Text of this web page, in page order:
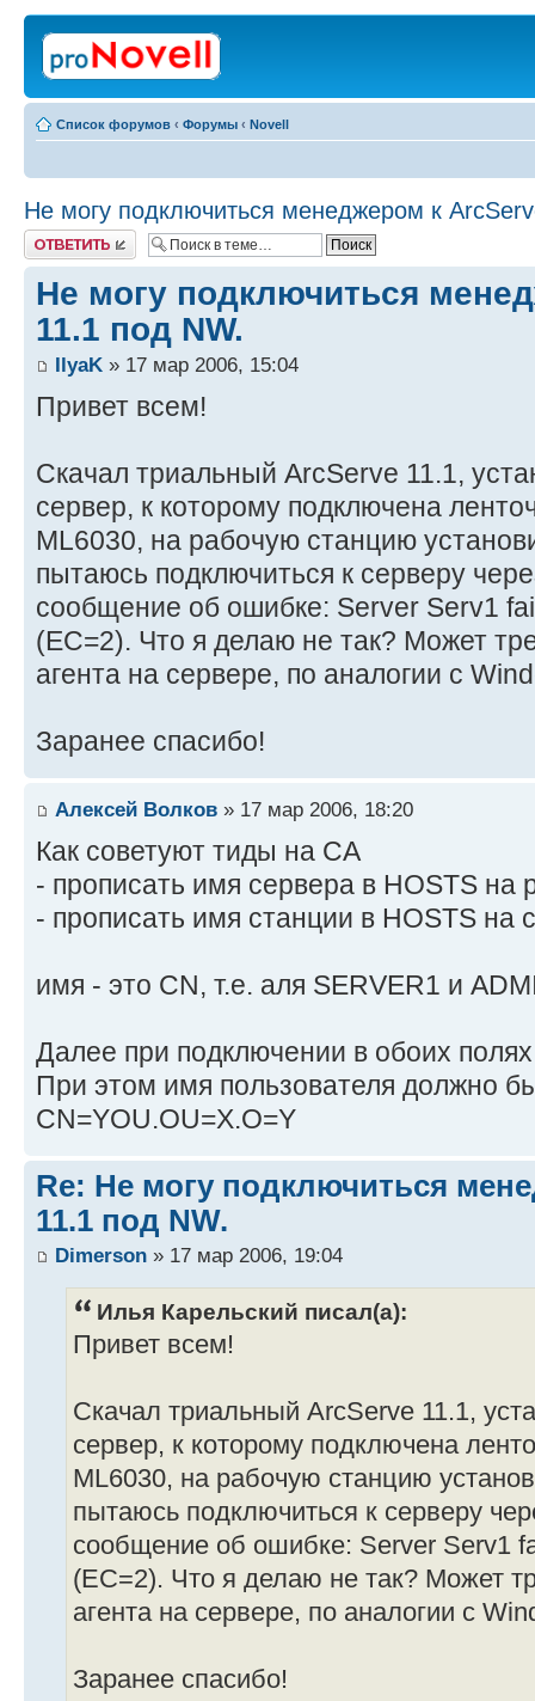
Список форумов ‹ Форумы ‹ Novell
Не могу подключиться менеджером к
Ответить
Не могу подключиться
11.1 под NW.
IlyaK » 17 мар 2006, 15:04
Привет всем!
Скачал триальный ArcServe 11.1,
сервер, к которому подключена
ML6030, на рабочую станцию
пытаюсь подключиться к серверу
сообщение об ошибке: Server Serv1
(EC=2). Что я делаю не так? Может
агента на сервере, по аналогии с
Заранее спасибо!
Алексей Волков » 17 мар 2006, 18:20
Как советуют тиды на CA
- прописать имя сервера в HOSTS на
- прописать имя станции в HOSTS на
имя - это СN, т.е. аля SERVER1 и
Далее при подключении в обоих
При этом имя пользователя должно
CN=YOU.OU=X.O=Y
Re: Не могу подключиться
11.1 под NW.
Dimerson » 17 мар 2006, 19:04
Илья Карельский писал(а):
Привет всем!
Скачал триальный ArcServe 11.1,
сервер, к которому подключена
ML6030, на рабочую станцию
пытаюсь подключиться к серверу
сообщение об ошибке: Server Serv1
(EC=2). Что я делаю не так? Может
агента на сервере, по аналогии с
Заранее спасибо!